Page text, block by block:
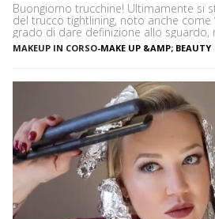
Buongiorno trucchine! Ultimamente si
del trucco tightlining, noto anche come
grado di dare definizione allo sguardo,
espressivi e le ciglia più folte. Ma di
Vediamo insieme cos’è tightlining e
MAKEUP IN CORSO-MAKE UP &AMP; BEAUTY